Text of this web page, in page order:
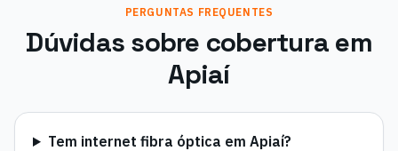
PERGUNTAS FREQUENTES
Dúvidas sobre cobertura em
Apiaí
Tem internet fibra óptica em Apiaí?